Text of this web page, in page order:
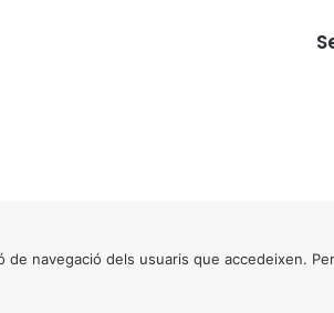
navegació dels usuaris que accedeixen.